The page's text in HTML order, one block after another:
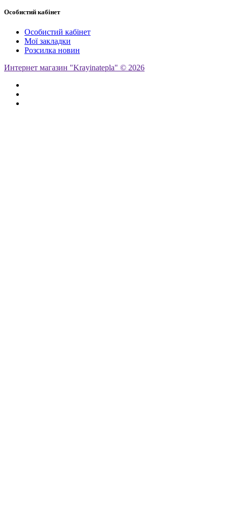
Особистий кабінет
Особистий кабінет
Мої закладки
Розсилка новин
Интернет магазин "Krayinatepla" © 2026